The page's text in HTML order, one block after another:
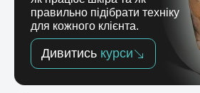
правильно підібрати техніку
для кожного клієнта.
Дивитись курси